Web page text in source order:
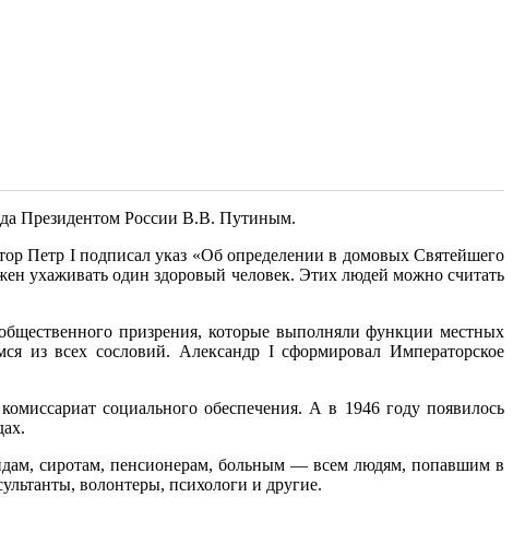
Президентом России В.В. Путиным.
Петр I подписал указ «Об определении в домовых Святейшего
ухаживать один здоровый человек. Этих людей можно считать
призрения, которые выполняли функции местных
из всех сословий. Александр I сформировал Императорское
социального обеспечения. А в 1946 году появилось
сиротам, пенсионерам, больным — всем людям, попавшим в
волонтеры, психологи и другие.